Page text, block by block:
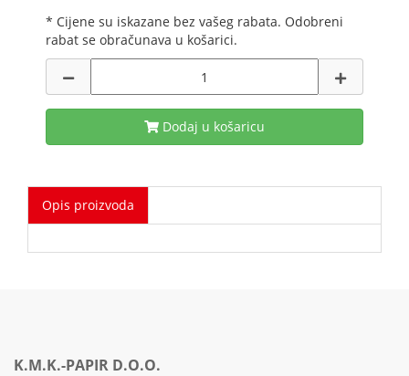
* Cijene su iskazane bez vašeg rabata. Odobreni
rabat se obračunava u košarici.
Dodaj u košaricu
Opis proizvoda
K.M.K.-PAPIR D.O.O.